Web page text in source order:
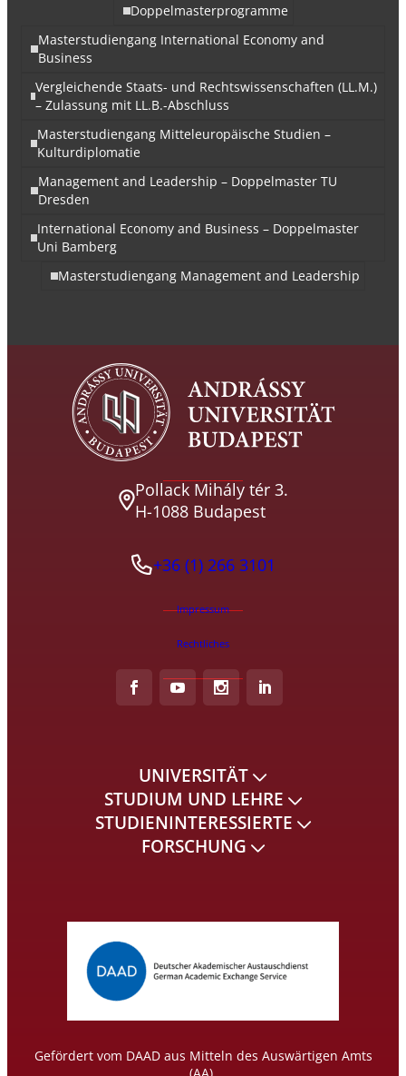
Doppelmasterprogramme
Masterstudiengang International Economy and
Business
Vergleichende Staats- und Rechtswissenschaften (LL.M.)
– Zulassung mit LL.B.-Abschluss
Masterstudiengang Mitteleuropäische Studien –
Kulturdiplomatie
Management and Leadership – Doppelmaster TU
Dresden
International Economy and Business – Doppelmaster
Uni Bamberg
Masterstudiengang Management and Leadership
Pollack Mihály tér 3.
H-1088 Budapest
+36 (1) 266 3101
Impressum
Rechtliches
UNIVERSITÄT
STUDIUM UND LEHRE
STUDIENINTERESSIERTE
FORSCHUNG
Gefördert vom DAAD aus Mitteln des Auswärtigen Amts